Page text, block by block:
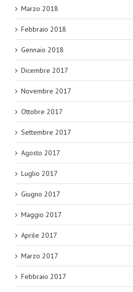
Marzo 2018
Febbraio 2018
Gennaio 2018
Dicembre 2017
Novembre 2017
Ottobre 2017
Settembre 2017
Agosto 2017
Luglio 2017
Giugno 2017
Maggio 2017
Aprile 2017
Marzo 2017
Febbraio 2017